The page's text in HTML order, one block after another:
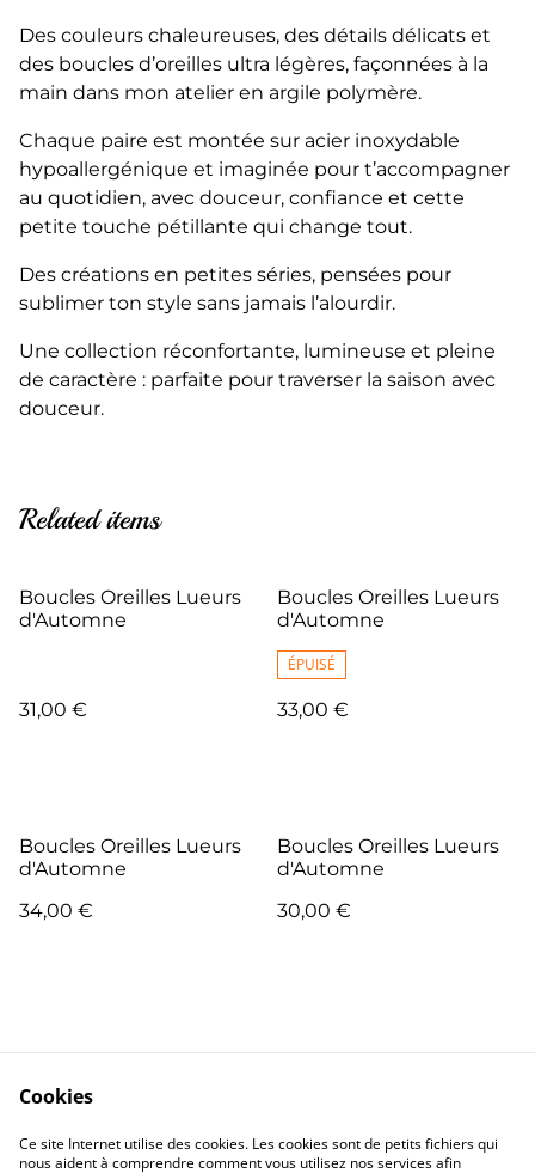
Des couleurs chaleureuses, des détails délicats et
des boucles d’oreilles ultra légères, façonnées à la
main dans mon atelier en argile polymère.
Chaque paire est montée sur acier inoxydable
hypoallergénique et imaginée pour t’accompagner
au quotidien, avec douceur, confiance et cette
petite touche pétillante qui change tout.
Des créations en petites séries, pensées pour
sublimer ton style sans jamais l’alourdir.
Une collection réconfortante, lumineuse et pleine
de caractère : parfaite pour traverser la saison avec
douceur.
Related items
Boucles Oreilles Lueurs
d'Automne
31,00 €
Boucles Oreilles Lueurs
d'Automne
ÉPUISÉ
33,00 €
Boucles Oreilles Lueurs
d'Automne
34,00 €
Boucles Oreilles Lueurs
d'Automne
30,00 €
Me Contacter
Legal Terms
Privacy Policy
Cookie Policy
Cookies
Ce site Internet utilise des cookies. Les cookies sont de petits fichiers qui
nous aident à comprendre comment vous utilisez nos services afin